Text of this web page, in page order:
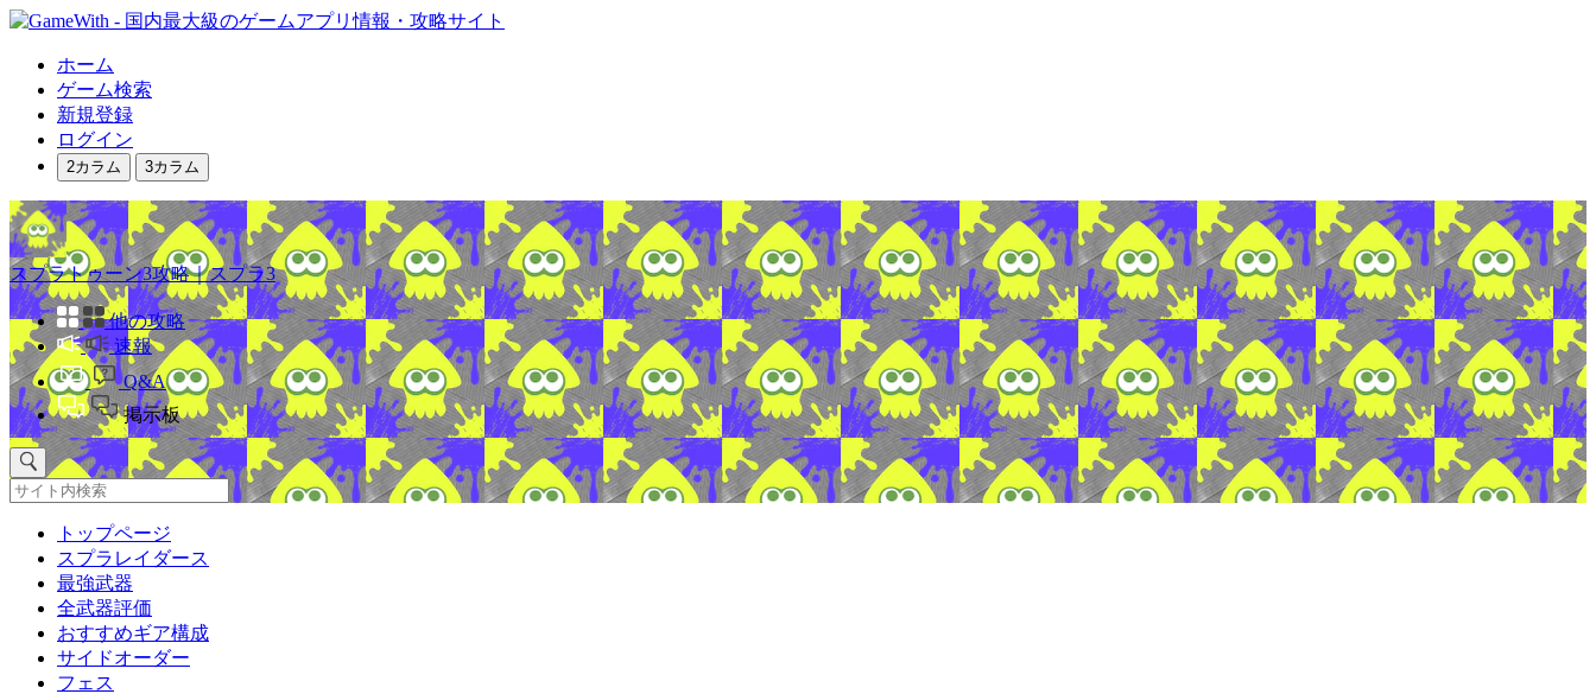
ホーム
ゲーム検索
新規登録
ログイン
2カラム 3カラム
スプラトゥーン3攻略｜スプラ3
他の攻略
速報
Q&A
掲示板
トップページ
スプラレイダース
最強武器
全武器評価
おすすめギア構成
サイドオーダー
フェス